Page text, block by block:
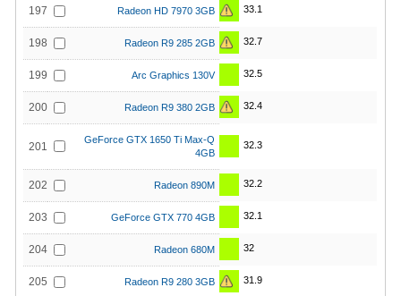
197 Radeon HD 7970 3GB 33.1
198 Radeon R9 285 2GB 32.7
199 Arc Graphics 130V 32.5
200 Radeon R9 380 2GB 32.4
201
GeForce GTX 1650 Ti Max-Q
4GB
32.3
202 Radeon 890M 32.2
203 GeForce GTX 770 4GB 32.1
204 Radeon 680M 32
205 Radeon R9 280 3GB 31.9